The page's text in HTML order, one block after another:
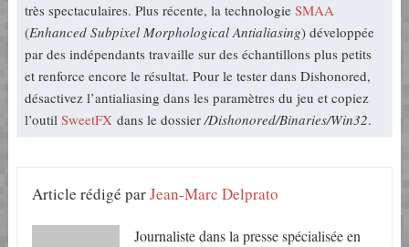
très spectaculaires. Plus récente, la technologie SMAA
(Enhanced Subpixel Morphological Antialiasing) développée
par des indépendants travaille sur des échantillons plus petits
et renforce encore le résultat. Pour le tester dans Dishonored,
désactivez l’antialiasing dans les paramètres du jeu et copiez
l’outil SweetFXdans le dossier/Dishonored/Binaries/Win32.
Article rédigé parJean-Marc Delprato
Journaliste dans la presse spécialisée en